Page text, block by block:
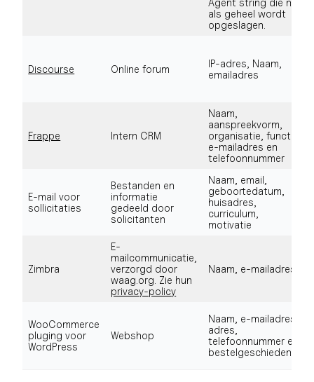
Agent string die niet
als geheel wordt
opgeslagen.
Discourse Online forum
IP-adres, Naam,
emailadres
Frappe Intern CRM
Naam,
aanspreekvorm,
organisatie, functie,
e-mailadres en
telefoonnummer
E-mail voor
sollicitaties
Bestanden en
informatie
gedeeld door
solicitanten
Naam, email,
geboortedatum,
huisadres,
curriculum,
motivatie
Zimbra
E-
mailcommunicatie,
verzorgd door
waag.org. Zie hun
privacy-policy
Naam, e-mailadres
WooCommerce
pluging voor
WordPress
Webshop
Naam, e-mailadres,
adres,
telefoonnummer en
bestelgeschiedenis.